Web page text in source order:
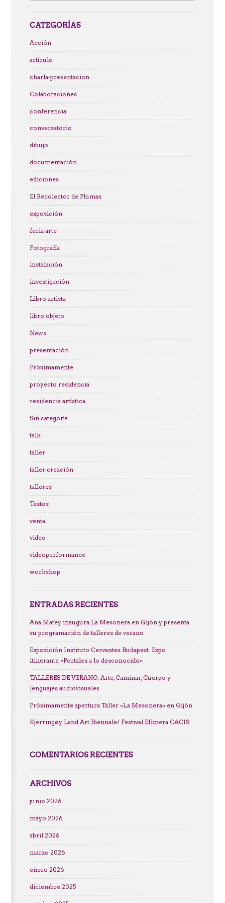
CATEGORÍAS
Acción
artículo
charla-presentacion
Colaboraciones
conferencia
conversatorio
dibujo
documentación
ediciones
El Recolector de Plumas
exposición
feria arte
Fotografía
instalación
investigación
Libro artista
libro objeto
News
presentación
Próximamente
proyecto residencia
residencia artística
Sin categoría
talk
taller
taller creación
talleres
Textos
venta
video
videoperformance
workshop
ENTRADAS RECIENTES
Ana Matey inaugura La Mesonera en Gijón y presenta
su programación de talleres de verano
Exposición Instituto Cervantes Budapest. Expo
itinerante «Portales a lo desconocido»
TALLERES DE VERANO. Arte, Caminar, Cuerpo y
lenguajes audiovisuales
Próximamente apertura Taller «La Mesonera» en Gijón
Kjerringøy Land Art Biennale/ Festival Efimera CACIS
COMENTARIOS RECIENTES
ARCHIVOS
junio 2026
mayo 2026
abril 2026
marzo 2026
enero 2026
diciembre 2025